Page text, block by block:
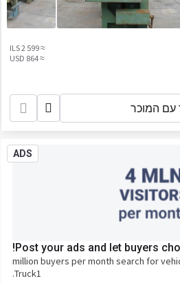
≈ 2 599 ILS
≈ 864 USD
עם המוכר
ADS
Post your ads and let buyers
4 million buyers per month search for
Truck1.